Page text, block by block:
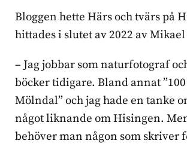
Bloggen hette Härs och tvärs på
hittades i slutet av 2022 av Mikael
– Jag jobbar som naturfotograf
böcker tidigare. Bland annat
Mölndal” och jag hade en tanke
något liknande om Hisingen.
behöver man någon som skriver